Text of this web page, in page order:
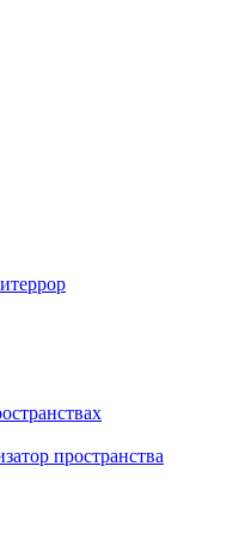
пространства